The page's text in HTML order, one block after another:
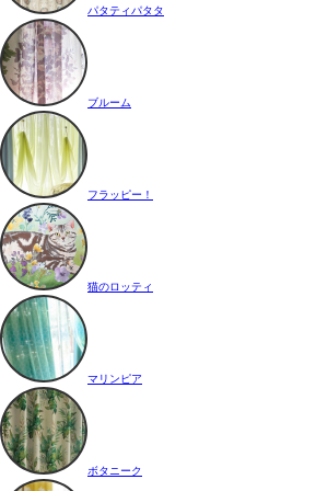
パタティパタタ
ブルーム
フラッピー！
猫のロッティ
マリンピア
ボタニーク